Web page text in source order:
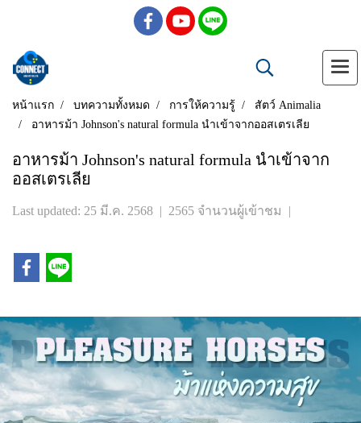
หน้าแรก บทความทั้งหมด การให้ความรู้
สัตว์ Animalia
อาหารม้า Johnson's natural formula นำเข้าจากออสเตรเลีย
อาหารม้า Johnson's natural formula นำเข้าจาก
ออสเตรเลีย
Last updated: 25 มี.ค. 2568 | 2565 จำนวนผู้เข้าชม |